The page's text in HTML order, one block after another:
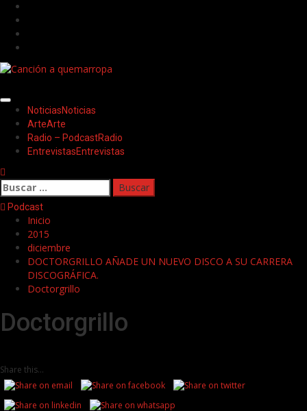
Saltar
contenido
Menú
principal
NoticiasNoticias
ArteArte
Radio – PodcastRadio
EntrevistasEntrevistas
Buscar:
Podcast
Inicio
2015
diciembre
DOCTORGRILLO AÑADE UN NUEVO DISCO A SU CARRERA
DISCOGRÁFICA.
Doctorgrillo
Doctorgrillo
Share this...